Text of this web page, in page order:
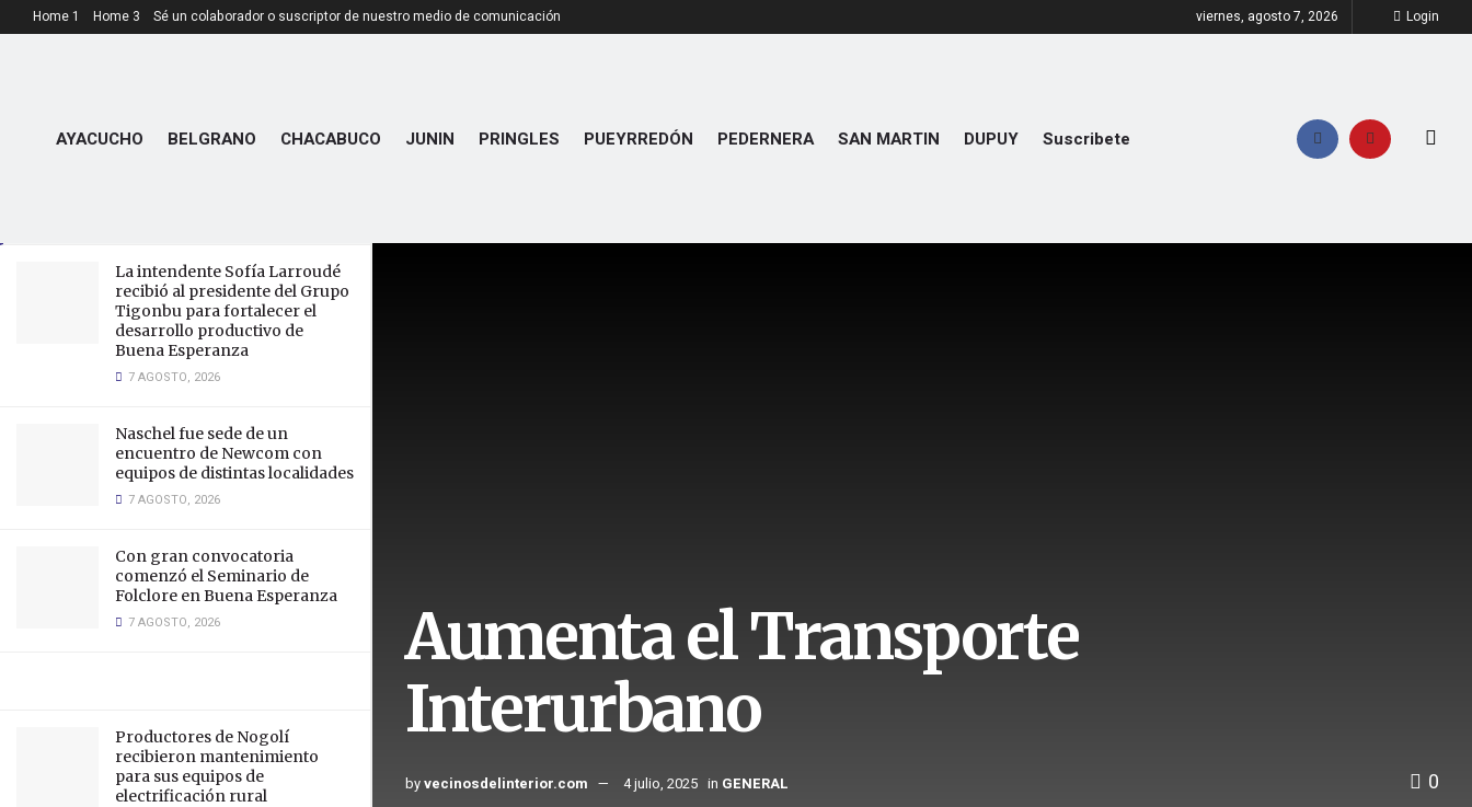
LATEST TRENDING
Aumenta el Transporte
La intendente Sofía Larroudé
recibió al presidente del Grupo
Tigonbu para fortalecer el
desarrollo productivo de
Buena Esperanza
7 AGOSTO, 2026
Naschel fue sede de un
encuentro de Newcom con
equipos de distintas localidades
7 AGOSTO, 2026
Con gran convocatoria
comenzó el Seminario de
Folclore en Buena Esperanza
7 AGOSTO, 2026
Productores de Nogolí
recibieron mantenimiento
para sus equipos de
electrificación rural
Home 1 Home 3 Sé un colaborador o suscriptor de nuestro medio de comunicación viernes, agosto 7, 2026 Login
AYACUCHO BELGRANO CHACABUCO JUNIN PRINGLES PUEYRREDÓN PEDERNERA SAN MARTIN DUPUY Suscribete
Aumenta el Transporte
Interurbano
byvecinosdelinterior.com 4 julio, 2025 in GENERAL 0